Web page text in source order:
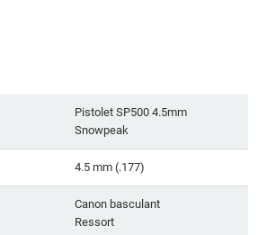
Pistolet SP500 4.5mm
Snowpeak
4.5 mm (.177)
Canon basculant
Ressort